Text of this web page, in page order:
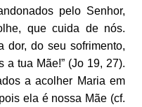
pelo Senhor,
que cuida de nós.
dor, do seu sofrimento,
a tua Mãe!” (Jo 19, 27).
a acolher Maria em
ela é nossa Mãe (cf.